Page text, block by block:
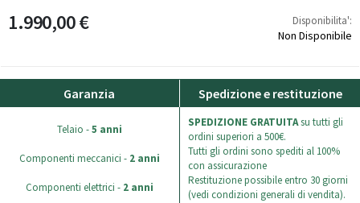
1.990,00 € Disponibilita':
Non Disponibile
Garanzia
Telaio -5 anni
Componenti meccanici - 2 anni
Componenti elettrici - 2 anni
Spedizione e restituzione
SPEDIZIONE GRATUITAsu tutti gli
ordini superiori a 500€.
Tutti gli ordini sono spediti al 100%
con assicurazione
Restituzione possibile entro 30 giorni
(vedi condizioni generali di vendita).